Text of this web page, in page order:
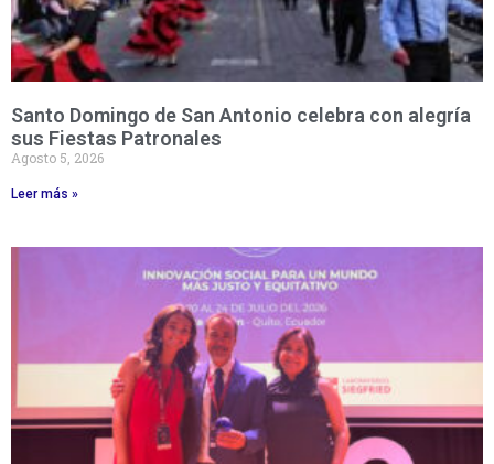
Santo Domingo de San Antonio celebra con alegría
sus Fiestas Patronales
Agosto 5, 2026
Leer más »